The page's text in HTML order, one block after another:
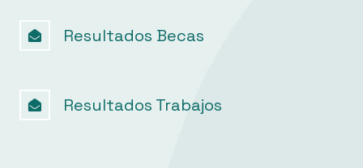
Resultados Becas
Resultados Trabajos